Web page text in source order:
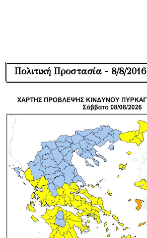
Πολιτική Προστασία - 8/8/2016